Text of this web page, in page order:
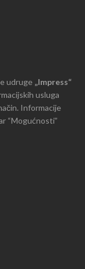
udruge „Impress“
usluga
Informacije
“Mogućnosti”